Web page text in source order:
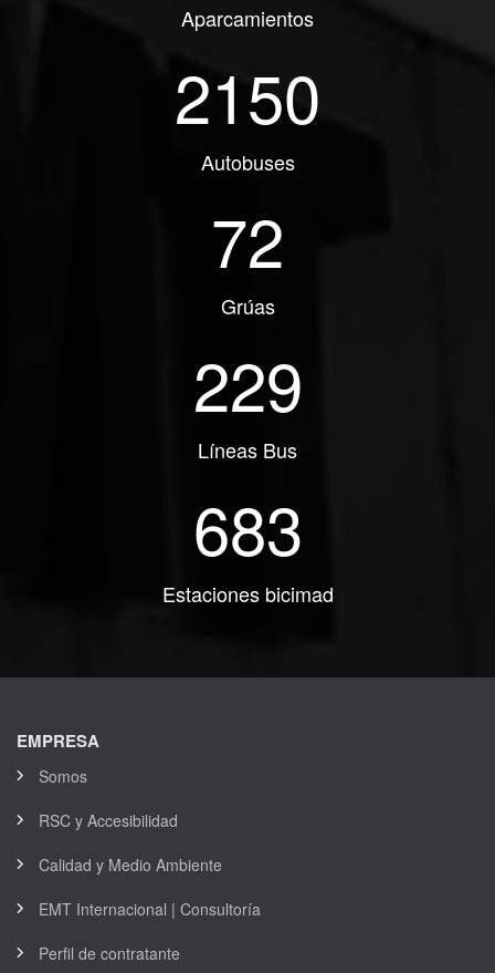
Aparcamientos
2150
Autobuses
72
Grúas
229
Líneas Bus
683
Estaciones bicimad
EMPRESA
Somos
RSC y Accesibilidad
Calidad y Medio Ambiente
EMT Internacional | Consultoría
Perfil de contratante